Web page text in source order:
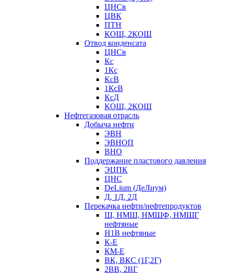
ЦНСв
ЦВК
ПТН
КОШ, 2КОШ
Отвод конденсата
ЦНСв
Кс
1Кс
КсВ
1КсВ
КсД
КОШ, 2КОШ
Нефтегазовая отрасль
Добыча нефти
ЭВН
ЭВНОП
ВНО
Поддержание пластового давления
ЭЦПК
ЦНС
DeLium (ДеЛиум)
Д, 1Д, 2Д
Перекачка нефти/нефтепродуктов
Ш, НМШ, НМШФ, НМШГ
нефтяные
Н1В нефтяные
К-Е
КМ-Е
ВК, ВКС (1Г,2Г)
2ВВ, 2ВГ